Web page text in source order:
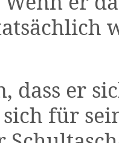
dass er
für